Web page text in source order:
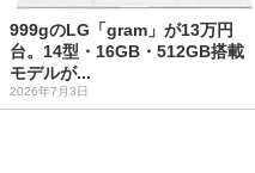
999gのLG「gram」が13万円
台。14型・16GB・512GB搭載
モデルが...
2026年7月3日